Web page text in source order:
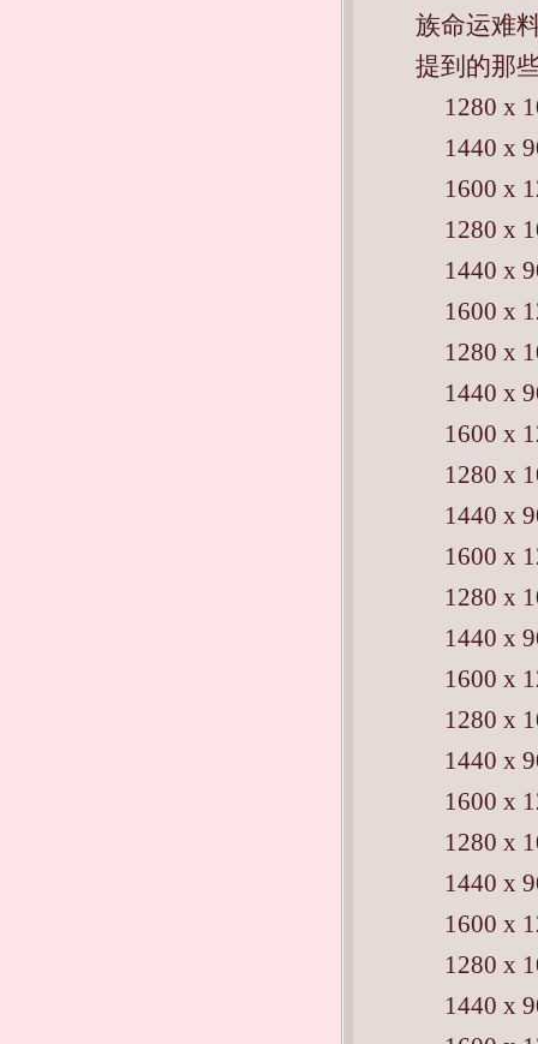
族命运难
提到的那
1280 x
1440 x
1600 x
1280 x
1440 x
1600 x
1280 x
1440 x
1600 x
1280 x
1440 x
1600 x
1280 x
1440 x
1600 x
1280 x
1440 x
1600 x
1280 x
1440 x
1600 x
1280 x
1440 x